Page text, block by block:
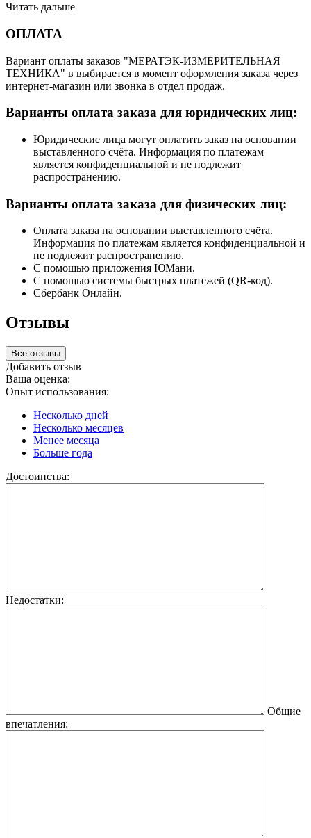
Читать дальше
ОПЛАТА
Вариант оплаты заказов "МЕРАТЭК-ИЗМЕРИТЕЛЬНАЯ
ТЕХНИКА" в выбирается в момент оформления заказа через
интернет-магазин или звонка в отдел продаж.
Варианты оплата заказа для юридических лиц:
Юридические лица могут оплатить заказ на основании
выставленного счёта. Информация по платежам
является конфиденциальной и не подлежит
распространению.
Варианты оплата заказа для физических лиц:
Оплата заказа на основании выставленного счёта.
Информация по платежам является конфиденциальной и
не подлежит распространению.
С помощью приложения ЮМани.
С помощью системы быстрых платежей (QR-код).
Сбербанк Онлайн.
Отзывы
Все отзывы
Добавить отзыв
Ваша оценка:
Опыт использования:
Несколько дней
Несколько месяцев
Менее месяца
Больше года
Достоинства:
Недостатки:
Общие
впечатления: